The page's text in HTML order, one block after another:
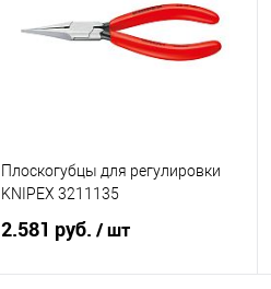
В избранное
Под заказ
Плоскогубцы для регулировки
KNIPEX 3211135
2.581 руб. / шт